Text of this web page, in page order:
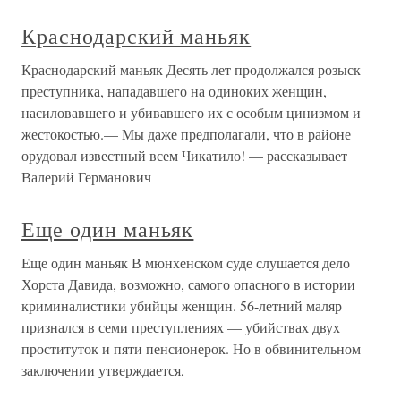
Краснодарский маньяк
Краснодарский маньяк Десять лет продолжался розыск
преступника, нападавшего на одиноких женщин,
насиловавшего и убивавшего их с особым цинизмом и
жестокостью.— Мы даже предполагали, что в районе
орудовал известный всем Чикатило! — рассказывает
Валерий Германович
Еще один маньяк
Еще один маньяк В мюнхенском суде слушается дело
Хорста Давида, возможно, самого опасного в истории
криминалистики убийцы женщин. 56-летний маляр
признался в семи преступлениях — убийствах двух
проституток и пяти пенсионерок. Но в обвинительном
заключении утверждается,